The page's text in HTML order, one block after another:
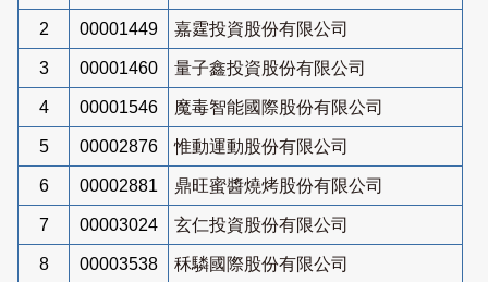
2 00001449 嘉霆投資股份有限公司
3 00001460 量子鑫投資股份有限公司
4 00001546 魔毒智能國際股份有限公司
5 00002876 惟動運動股份有限公司
6 00002881 鼎旺蜜醬燒烤股份有限公司
7 00003024 玄仁投資股份有限公司
8 00003538 秝驎國際股份有限公司